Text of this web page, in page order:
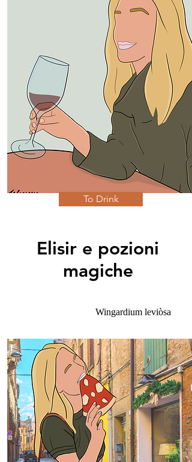
To Drink
Elisir e pozioni
magiche
Wingardium leviòsa